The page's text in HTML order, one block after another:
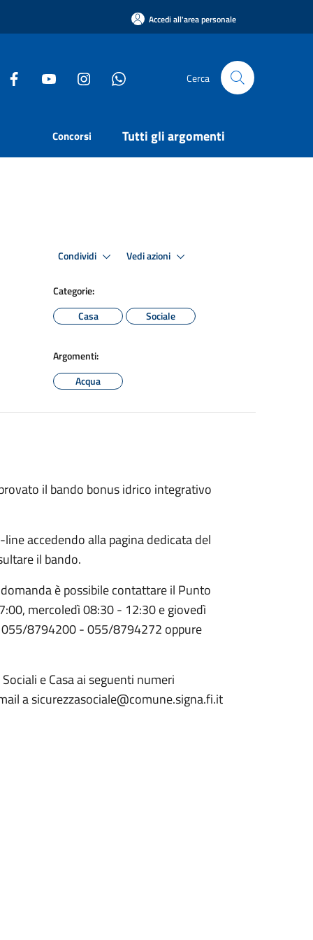
Accedi all'area personale
Cerca
Concorsi Tutti gli argomenti
Condividi Vedi azioni
Categorie:
Casa
Sociale
Argomenti:
Acqua
il bando bonus idrico integrativo
accedendo alla pagina dedicata del
il bando.
è possibile contattare il Punto
mercoledì 08:30 - 12:30 e giovedì
8794200 - 055/8794272 oppure
e Casa ai seguenti numeri
a sicurezzasociale@comune.signa.fi.it